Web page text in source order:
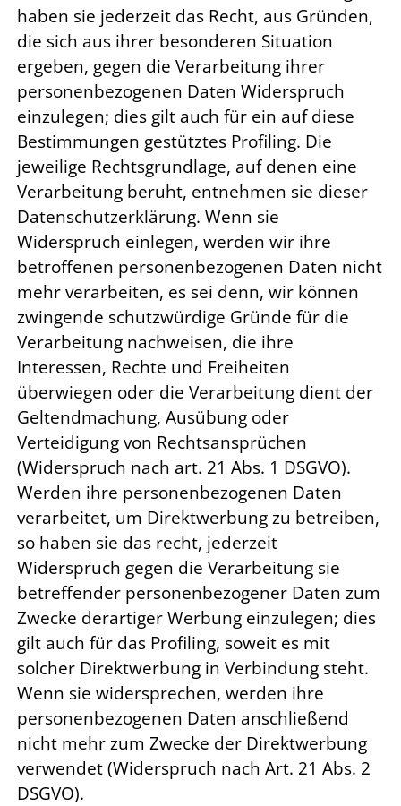
haben sie jederzeit das Recht, aus Gründen,
die sich aus ihrer besonderen Situation
ergeben, gegen die Verarbeitung ihrer
personenbezogenen Daten Widerspruch
einzulegen; dies gilt auch für ein auf diese
Bestimmungen gestütztes Profiling. Die
jeweilige Rechtsgrundlage, auf denen eine
Verarbeitung beruht, entnehmen sie dieser
Datenschutzerklärung. Wenn sie
Widerspruch einlegen, werden wir ihre
betroffenen personenbezogenen Daten nicht
mehr verarbeiten, es sei denn, wir können
zwingende schutzwürdige Gründe für die
Verarbeitung nachweisen, die ihre
Interessen, Rechte und Freiheiten
überwiegen oder die Verarbeitung dient der
Geltendmachung, Ausübung oder
Verteidigung von Rechtsansprüchen
(Widerspruch nach art. 21 Abs. 1 DSGVO).
Werden ihre personenbezogenen Daten
verarbeitet, um Direktwerbung zu betreiben,
so haben sie das recht, jederzeit
Widerspruch gegen die Verarbeitung sie
betreffender personenbezogener Daten zum
Zwecke derartiger Werbung einzulegen; dies
gilt auch für das Profiling, soweit es mit
solcher Direktwerbung in Verbindung steht.
Wenn sie widersprechen, werden ihre
personenbezogenen Daten anschließend
nicht mehr zum Zwecke der Direktwerbung
verwendet (Widerspruch nach Art. 21 Abs. 2
DSGVO).